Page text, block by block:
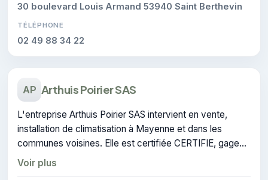
30 boulevard Louis Armand 53940 Saint Berthevin
TÉLÉPHONE
02 49 88 34 22
AP Arthuis Poirier SAS
L'entreprise Arthuis Poirier SAS intervient en vente,
installation de climatisation à Mayenne et dans les
communes voisines. Elle est certifiée CERTIFIE, gage
de conformité sur les interventions réalisées.
Voir plus